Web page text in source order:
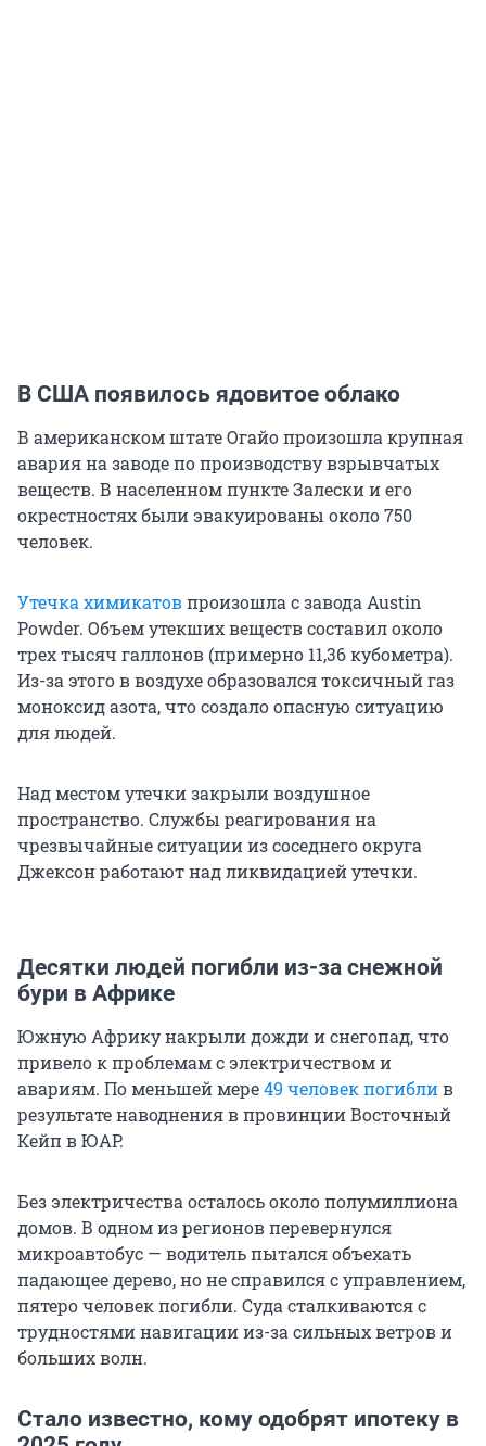
В США появилось ядовитое облако
В американском штате Огайо произошла крупная
авария на заводе по производству взрывчатых
веществ. В населенном пункте Залески и его
окрестностях были эвакуированы около 750
человек.
Утечка химикатовпроизошла с завода Austin
Powder. Объем утекших веществ составил около
трех тысяч галлонов (примерно 11,36 кубометра).
Из-за этого в воздухе образовался токсичный газ
моноксид азота, что создало опасную ситуацию
для людей.
Над местом утечки закрыли воздушное
пространство. Службы реагирования на
чрезвычайные ситуации из соседнего округа
Джексон работают над ликвидацией утечки.
Десятки людей погибли из-за снежной
бури в Африке
Южную Африку накрыли дожди и снегопад, что
привело к проблемам с электричеством и
авариям. По меньшей мере49 человек погиблив
результате наводнения в провинции Восточный
Кейп в ЮАР.
Без электричества осталось около полумиллиона
домов. В одном из регионов перевернулся
микроавтобус — водитель пытался объехать
падающее дерево, но не справился с управлением,
пятеро человек погибли. Суда сталкиваются с
трудностями навигации из-за сильных ветров и
больших волн.
Стало известно, кому одобрят ипотеку в